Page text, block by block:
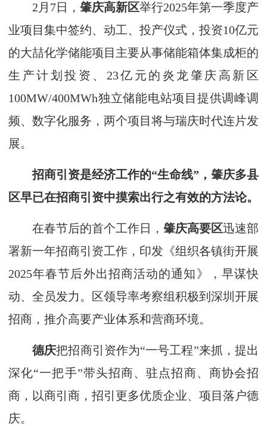
2月7日， 肇庆高新区举行2025年第一季度产
业项目集中签约、动工、投产仪式，投资10亿元
的大喆化学储能项目主要从事储能箱体集成柜的
生产计划投资、23亿元的炎龙肇庆高新区
100MW/400MWh独立储能电站项目提供调峰调
频、数字化服务，两个项目将与瑞庆时代连片发
展。
招商引资是经济工作的“生命线”，肇庆多县
区早已在招商引资中摸索出行之有效的方法论。
在春节后的首个工作日， 肇庆高要区迅速部
署新一年招商引资工作，印发《组织各镇街开展
2025年春节后外出招商活动的通知》，早谋快
动、全员发力。区领导率考察组积极到深圳开展
招商，推介高要产业体系和营商环境。
德庆把招商引资作为“一号工程”来抓，提出
深化“一把手”带头招商、驻点招商、商协会招
商，以商引商，招引更多优质企业、项目落户德
庆。